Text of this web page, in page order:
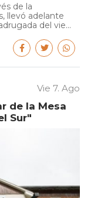
de la
llevó adelante
del vie...
Vie 7. Ago
de la Mesa
Sur"